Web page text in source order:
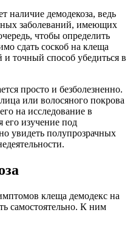
наличие демодекоза, ведь
заболеваний, имеющих
чтобы определить
сдать соскоб на клеща
точный способ убедиться в
просто и безболезненно.
или волосяного покрова
на исследование в
его изучение под
увидеть полупрозрачных
клеща демодекс на
самостоятельно. К ним